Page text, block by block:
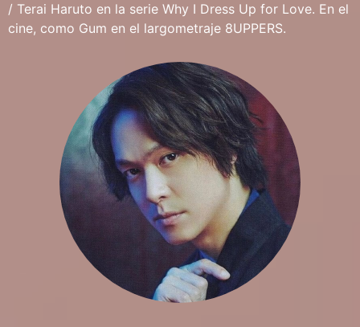
/ Terai Haruto en la serie Why I Dress Up for Love. En el
cine, como Gum en el largometraje 8UPPERS.